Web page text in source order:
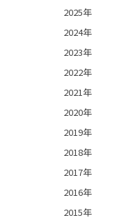
2025年
2024年
2023年
2022年
2021年
2020年
2019年
2018年
2017年
2016年
2015年